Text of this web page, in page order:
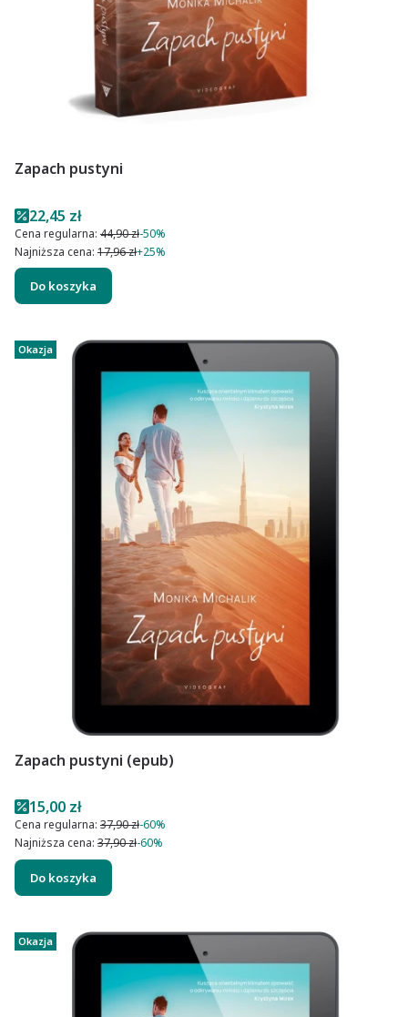
Zapach pustyni
Cena promocyjna
22,45 zł
Cena regularna: 44,90 zł-50%
Najniższa cena: 17,96 zł+25%
Do koszyka
Okazja
Zapach pustyni (epub)
Cena promocyjna
15,00 zł
Cena regularna: 37,90 zł-60%
Najniższa cena: 37,90 zł-60%
Do koszyka
Okazja